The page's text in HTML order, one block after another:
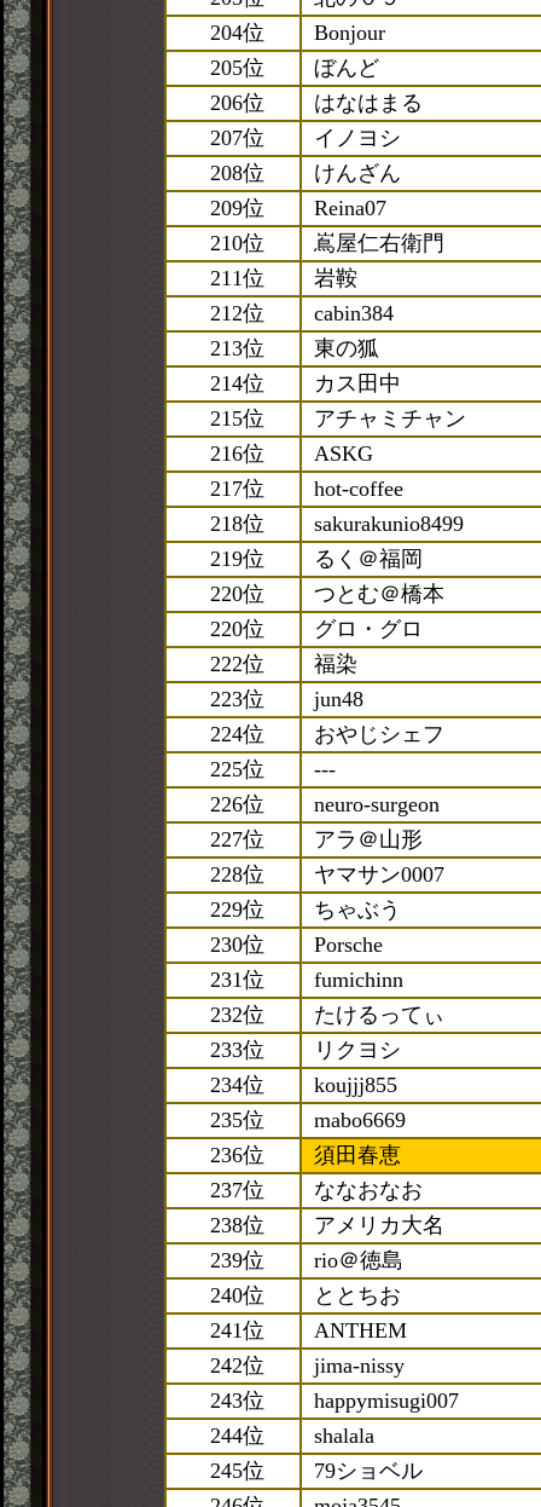
204位
Bonjour
205位
ぼんど
206位
はなはまる
207位
イノヨシ
208位
けんざん
209位
Reina07
210位
嶌屋仁右衛門
211位
岩鞍
212位
cabin384
213位
東の狐
214位
カス田中
215位
アチャミチャン
216位
ASKG
217位
hot-coffee
218位
sakurakunio8499
219位
るく＠福岡
220位
つとむ＠橋本
220位
グロ・グロ
222位
福染
223位
jun48
224位
おやじシェフ
225位
---
226位
neuro-surgeon
227位
アラ＠山形
228位
ヤマサン0007
229位
ちゃぶう
230位
Porsche
231位
fumichinn
232位
たけるってぃ
233位
リクヨシ
234位
koujjj855
235位
mabo6669
236位
須田春恵
237位
ななおなお
238位
アメリカ大名
239位
rio＠徳島
240位
ととちお
241位
ANTHEM
242位
jima-nissy
243位
happymisugi007
244位
shalala
245位
79ショベル